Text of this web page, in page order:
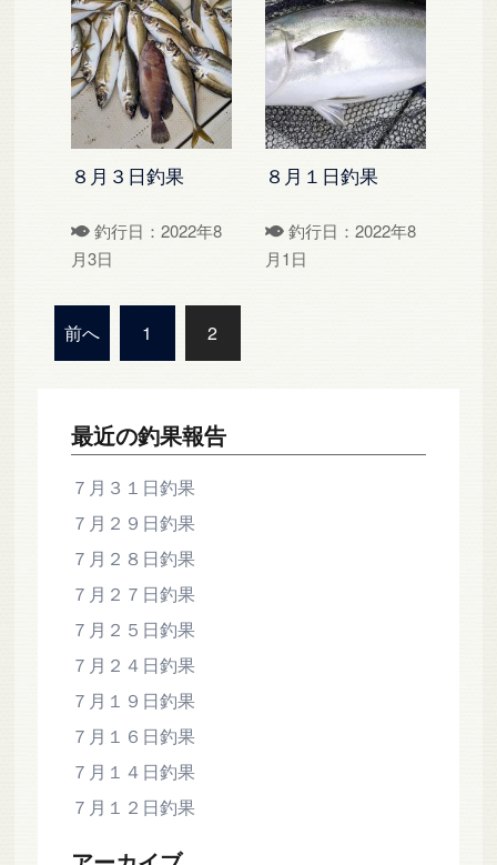
８月３日釣果
釣行日：2022年8
月3日
８月１日釣果
釣行日：2022年8
月1日
投
稿
ー
ジ
り
前へ 1 2
最近の釣果報告
７月３１日釣果
７月２９日釣果
７月２８日釣果
７月２７日釣果
７月２５日釣果
７月２４日釣果
７月１９日釣果
７月１６日釣果
７月１４日釣果
７月１２日釣果